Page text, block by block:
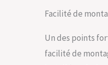
Facilité de
Un des points
facilité de